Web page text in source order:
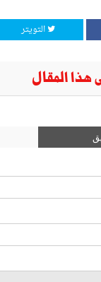
التويتر
المقال